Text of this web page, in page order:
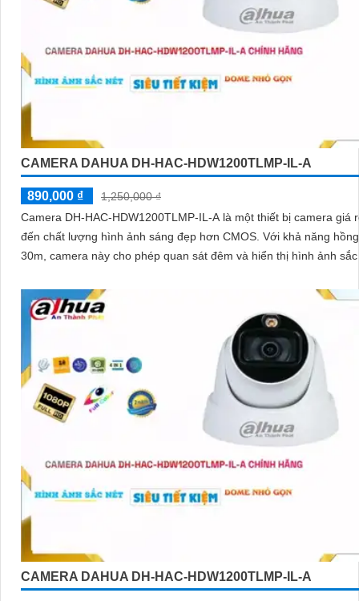
CAMERA DAHUA DH-HAC-HDW1200TLMP-IL-A
890,000 ₫
1,250,000 ₫
Camera DH-HAC-HDW1200TLMP-IL-A là một thiết bị camera giá
đến chất lượng hình ảnh sáng đẹp hơn CMOS. Với khả năng hồng ngoại
30m, camera này cho phép quan sát đêm và hiển thị hình ảnh
CAMERA DAHUA DH-HAC-HDW1200TLMP-IL-A